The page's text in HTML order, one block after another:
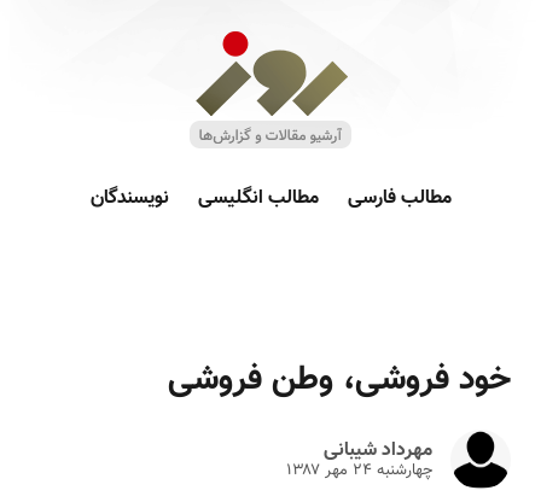
مطالب فارسی مطالب انگلیسی نویسندگان
خود فروشی، وطن فروشی
مهرداد شیبانی
چهارشنبه ۲۴ مهر ۱۳۸۷